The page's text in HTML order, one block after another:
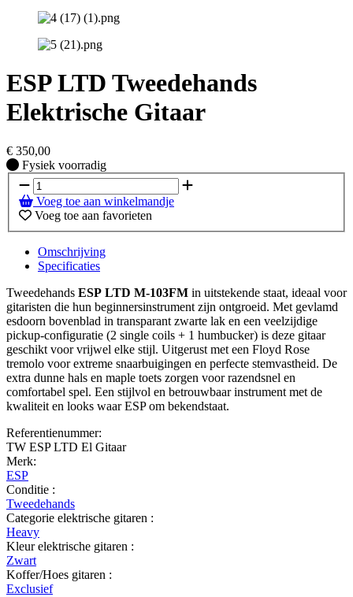
ESP LTD Tweedehands
Elektrische Gitaar
€ 350,00
Fysiek voorradig
Fysiek voorradig
Voeg toe aan winkelmandje
Voeg toe aan favorieten
Omschrijving
Specificaties
Tweedehands ESP LTD M-103FM in uitstekende staat, ideaal voor
gitaristen die hun beginnersinstrument zijn ontgroeid. Met gevlamd
esdoorn bovenblad in transparant zwarte lak en een veelzijdige
pickup-configuratie (2 single coils + 1 humbucker) is deze gitaar
geschikt voor vrijwel elke stijl. Uitgerust met een Floyd Rose
tremolo voor extreme snaarbuigingen en perfecte stemvastheid. De
extra dunne hals en maple toets zorgen voor razendsnel en
comfortabel spel. Een stijlvol en betrouwbaar instrument met de
kwaliteit en looks waar ESP om bekendstaat.
Referentienummer:
TW ESP LTD El Gitaar
Merk:
ESP
Conditie :
Tweedehands
Categorie elektrische gitaren :
Heavy
Kleur elektrische gitaren :
Zwart
Koffer/Hoes gitaren :
Exclusief